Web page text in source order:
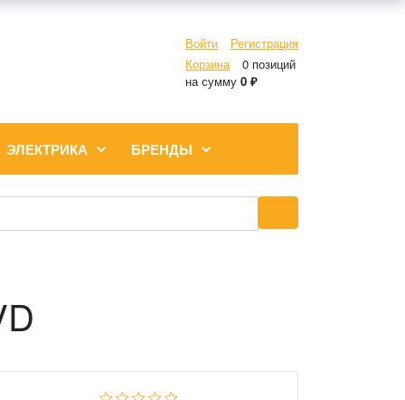
Войти
Регистрация
Корзина
0 позиций
на сумму 0 ₽
ЭЛЕКТРИКА БРЕНДЫ